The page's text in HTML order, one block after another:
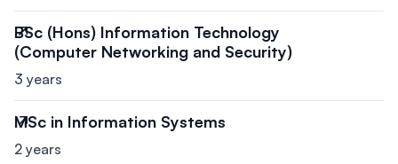
BSc (Hons) Information Technology
(Computer Networking and Security)
3 years
MSc in Information Systems
2 years